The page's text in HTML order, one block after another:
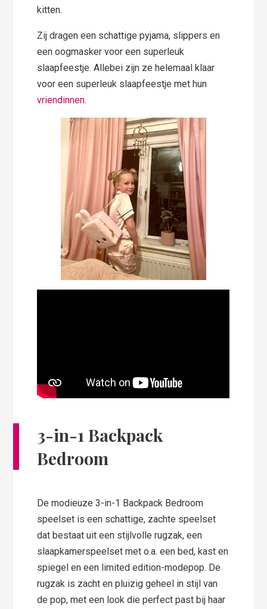
kitten.
Zij dragen een schattige pyjama, slippers en
een oogmasker voor een superleuk
slaapfeestje. Allebei zijn ze helemaal klaar
voor een superleuk slaapfeestje met hun
vriendinnen.
3-in-1 Backpack
Bedroom
De modieuze 3-in-1 Backpack Bedroom
speelset is een schattige, zachte speelset
dat bestaat uit een stijlvolle rugzak, een
slaapkamerspeelset met o.a. een bed, kast en
spiegel en een limited edition-modepop. De
rugzak is zacht en pluizig geheel in stijl van
de pop, met een look die perfect past bij haar